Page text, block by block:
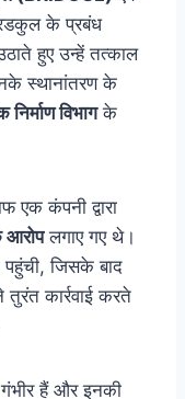
के प्रबंध
हुए उन्हें तत्काल
स्थानांतरण के
विभागके
कंपनी द्वारा
आरोपलगाए गए थे।
जिसके बाद
कार्रवाई करते
हैं और इनकी